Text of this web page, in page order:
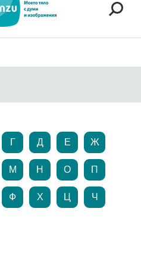
Г Д Е Ж
М Н О П
Ф Х Ц Ч